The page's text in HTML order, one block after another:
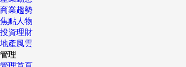
商業趨勢
焦點人物
投資理財
地產風雲
管理